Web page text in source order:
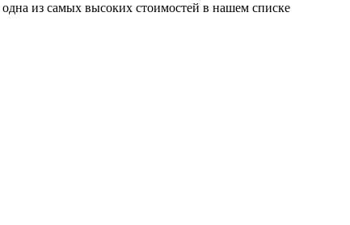
из самых высоких стоимостей в нашем списке